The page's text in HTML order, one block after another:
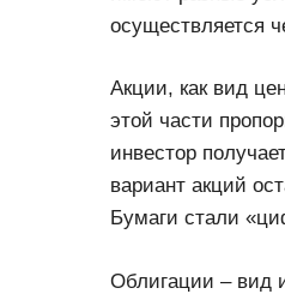
осуществляется
Акции, как вид
этой части
инвестор
вариант акций
Бумаги стали
Облигации – вид